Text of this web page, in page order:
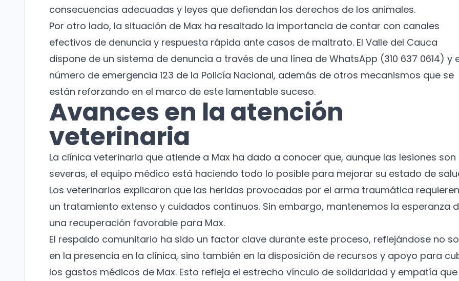
consecuencias adecuadas y leyes que defiendan los derechos de los animales.
Por otro lado, la situación de Max ha resaltado la importancia de contar con canales
efectivos de denuncia y respuesta rápida ante casos de maltrato. El Valle del Cauca
dispone de un sistema de denuncia a través de una línea de WhatsApp (310 637 0614) y
número de emergencia 123 de la Policía Nacional, además de otros mecanismos que se
están reforzando en el marco de este lamentable suceso.
Avances en la atención
veterinaria
La clínica veterinaria que atiende a Max ha dado a conocer que, aunque las lesiones son
severas, el equipo médico está haciendo todo lo posible para mejorar su estado de
Los veterinarios explicaron que las heridas provocadas por el arma traumática
un tratamiento extenso y cuidados continuos. Sin embargo, mantenemos la esperanza
una recuperación favorable para Max.
El respaldo comunitario ha sido un factor clave durante este proceso, reflejándose no
en la presencia en la clínica, sino también en la disposición de recursos y apoyo para
los gastos médicos de Max. Esto refleja el estrecho vínculo de solidaridad y empatía que